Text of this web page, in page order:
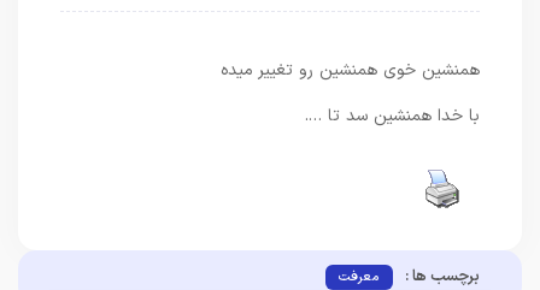
همنشین خوی همنشین رو تغییر میده
با خدا همنشین سد تا ….
برچسب ها : معرفت